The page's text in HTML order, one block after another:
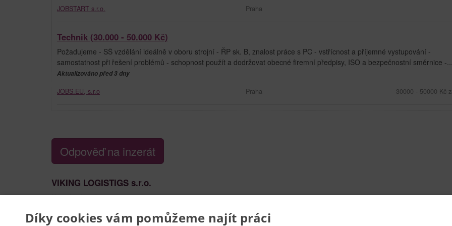
JOBSTART s.r.o. Praha
Technik (30.000 - 50.000 Kč)
Požadujeme - SŠ vzdělání ideálně v oboru strojní - ŘP sk. B, znalost práce s PC - vstřícnost a příjemné vystupování -
samostatnost při řešení problémů - schopnost použít a dodržovat obecné firemní předpisy, ISO a bezpečnostní směrnice -...
Aktualizováno před 3 dny
JOBS.EU, s.r.o Praha 30000 - 50000 Kč
Odpověď na inzerát
VIKING LOGISTIGS s.r.o.
Kontaktní osoba:
Díky cookies vám pomůžeme najít práci